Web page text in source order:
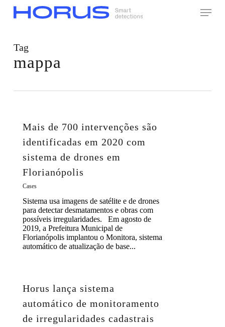
Menu
Tag
mappa
Mais de 700 intervenções são
identificadas em 2020 com
sistema de drones em
Florianópolis
Cases
Sistema usa imagens de satélite e de drones
para detectar desmatamentos e obras com
possíveis irregularidades. Em agosto de
2019, a Prefeitura Municipal de
Florianópolis implantou o Monitora, sistema
automático de atualização de base...
Horus lança sistema
automático de monitoramento
de irregularidades cadastrais